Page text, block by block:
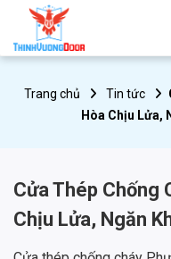
Trang chủ Tin tức
Hòa Chịu Lửa,
Cửa Thép Chống
Chịu Lửa, Ngăn